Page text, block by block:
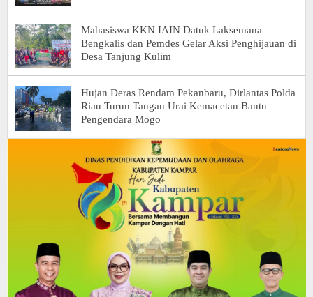
Mahasiswa KKN IAIN Datuk Laksemana
Bengkalis dan Pemdes Gelar Aksi Penghijauan di
Desa Tanjung Kulim
Hujan Deras Rendam Pekanbaru, Dirlantas Polda
Riau Turun Tangan Urai Kemacetan Bantu
Pengendara Mogo